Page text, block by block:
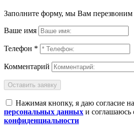
Заполните форму, мы Вам перезвоним
Ваше имя
Телефон *
Комментарий
Оставить заявку
Нажимая кнопку, я даю согласие на
персональных данных и соглашаюсь
конфиденциальности